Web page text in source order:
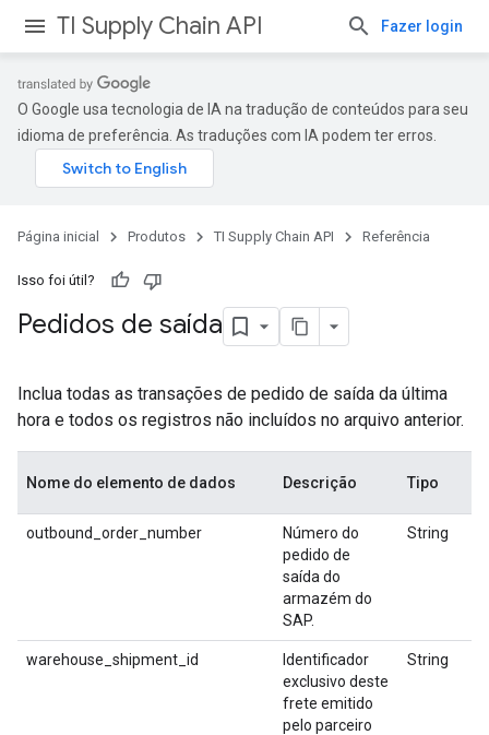
TI Supply Chain API Fazer login
O Google usa tecnologia de IA na tradução de conteúdos para seu
idioma de preferência. As traduções com IA podem ter erros.
Página inicial Produtos TI Supply Chain API Referência
Isso foi útil?
Pedidos de saída
Inclua todas as transações de pedido de saída da última
hora e todos os registros não incluídos no arquivo anterior.
Nome do elemento de dados Descrição Tipo
outbound_order_number
Número do
pedido de
saída do
armazém do
SAP.
String
warehouse_shipment_id
Identificador
exclusivo deste
frete emitido
pelo parceiro
String